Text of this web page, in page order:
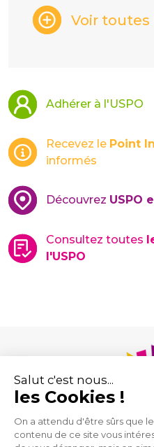
Voir
Adhérer à l'USPO
Recevez le Point
informés
Découvrez USPO
Consultez toutes
l'USPO
Union des Syndicats